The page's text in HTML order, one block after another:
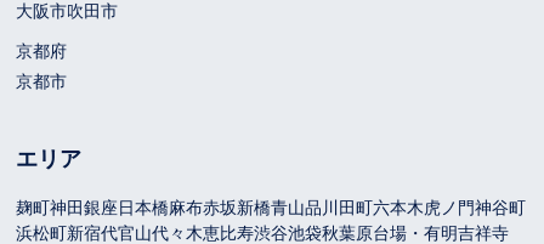
大阪市吹田市
京都府
京都市
エリア
麹町神田銀座日本橋麻布赤坂新橋青山品川 田町六本木虎ノ門神谷町
浜松町新宿代官山代々木恵比寿渋谷池袋秋葉原台場・有明吉祥寺